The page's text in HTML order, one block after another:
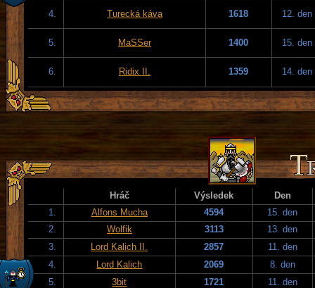
4. Turecká káva 1618 12. den
5. MaSSer 1400 15. den
6. Ridix II. 1359 14. den
Hráč Výsledek
Den
1.
Alfons Mucha 4594
15. den
2.
Wolfik 3113
13. den
3.
Lord Kalich II. 2857
11. den
4.
Lord Kalich 2069
8. den
5.
3bit 1721
11. den